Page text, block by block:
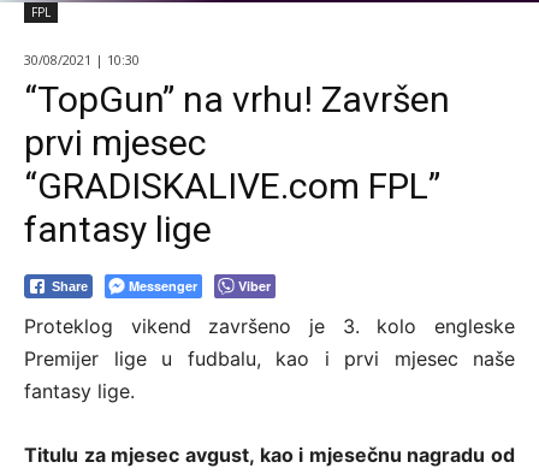
FPL
30/08/2021 | 10:30
“TopGun” na vrhu! Završen
prvi mjesec
“GRADISKALIVE.com FPL”
fantasy lige
Share Messenger Viber
Proteklog vikend završeno je 3. kolo engleske
Premijer lige u fudbalu, kao i prvi mjesec naše
fantasy lige.
Titulu za mjesec avgust, kao i mjesečnu nagradu od